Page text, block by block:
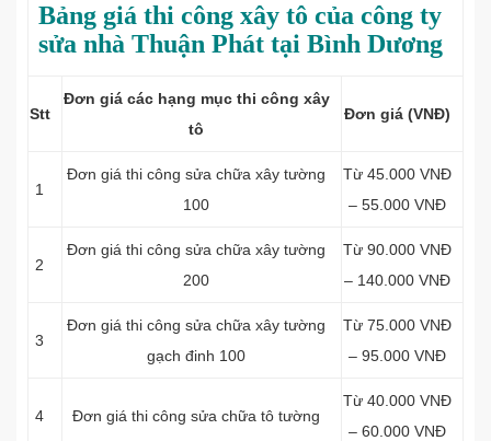
Bảng giá thi công xây tô của công ty
sửa nhà Thuận Phát tại Bình Dương
Stt
Đơn giá các hạng mục thi công xây
tô
Đơn giá (VNĐ)
1
Đơn giá thi công sửa chữa xây tường
100
Từ 45.000 VNĐ
– 55.000 VNĐ
2
Đơn giá thi công sửa chữa xây tường
200
Từ 90.000 VNĐ
– 140.000 VNĐ
3
Đơn giá thi công sửa chữa xây tường
gạch đinh 100
Từ 75.000 VNĐ
– 95.000 VNĐ
4 Đơn giá thi công sửa chữa tô tường
Từ 40.000 VNĐ
– 60.000 VNĐ